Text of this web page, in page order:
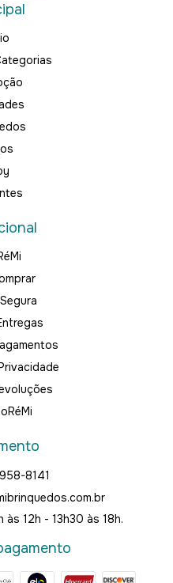
8141
12h - 13h30 às 18h.